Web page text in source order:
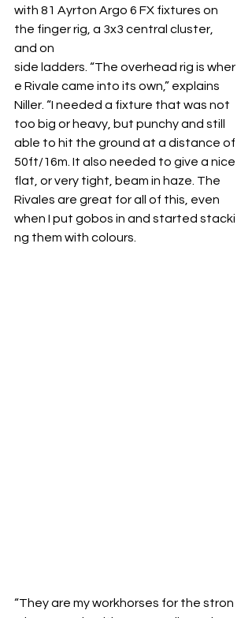
with 81 Ayrton Argo 6 FX fixtures on
the finger rig, a 3x3 central cluster,
and on
side ladders. “The overhead rig is wher
e Rivale came into its own,” explains
Niller. “I needed a fixture that was not
too big or heavy, but punchy and still
able to hit the ground at a distance of
50ft/16m. It also needed to give a nice
flat, or very tight, beam in haze. The
Rivales are great for all of this, even
when I put gobos in and started stacki
ng them with colours.
“They are my workhorses for the stron